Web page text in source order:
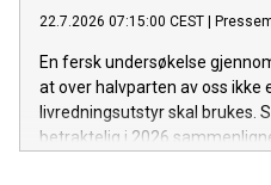
22.7.2026 07:15:00 CEST |
En fersk undersøkelse
at over halvparten av oss ikke
livredningsutstyr skal brukes.
betraktelig i 2026